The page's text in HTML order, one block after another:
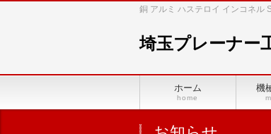
銅 アルミ ハステロイ インコネル
埼玉プレーナー
ホーム
home
機